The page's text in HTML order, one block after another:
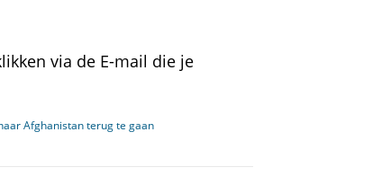
via de E-mail die je
Afghanistan terug te gaan